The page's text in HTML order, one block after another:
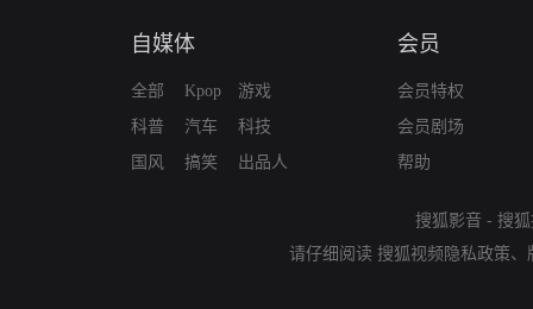
自媒体
全部
科普
国风
Kpop
汽车
搞笑
游戏
科技
出品人
会员
会员特权
会员剧场
帮助
搜狐影音 - 搜
请仔细阅读 搜狐视频隐私政策、